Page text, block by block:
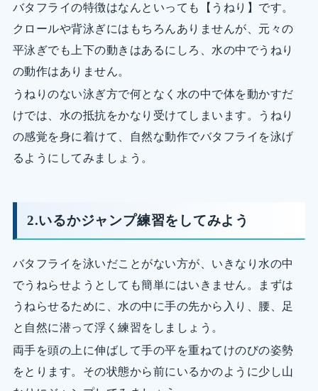
バタフライの特徴はなんといっても【うねり】です。
クロールや背泳ぎにはもちろんありませんが、元々の
平泳ぎでも上下の動きはあるにしろ、水の中でうねり
の動作はありません。
うねりのない泳ぎ方で何となく水の中で体を動かすだ
けでは、水の抵抗をかなり受けてしまいます。うねり
の感覚を身に着けて、自然な動作でバタフライを泳げ
るようにしてみましょう。
2.いるかジャンプ練習をしてみよう
バタフライを泳いだことがない方が、いきなり水の中
でうねらせようとしても簡単にはいきません。まずは
うねらせるために、水の中に手の先から入り、腰、足
と自然に潜って浮く練習をしましょう。
両手を頭の上に伸ばして手の平を重ねてけのびの姿勢
をとります。その状態から前にいるかのように少し山